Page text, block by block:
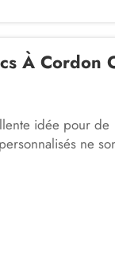
À Cordon
idée pour de
ne
à
OEM